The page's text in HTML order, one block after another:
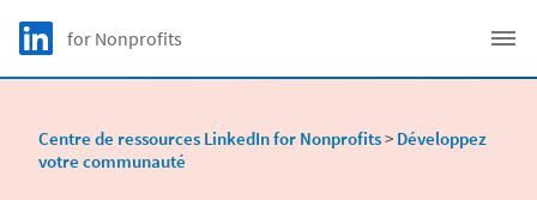
Skip to main content
LinkedIn Logo
for Nonprofits
Centre de ressources LinkedIn for Nonprofits> Développez
votre communauté